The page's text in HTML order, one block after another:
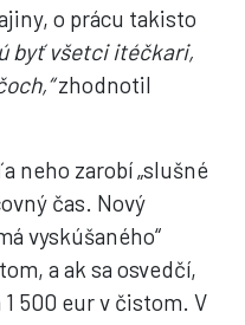
o prácu takisto
byť všetci itéčkari,
zhodnotil
neho zarobí „slušné
čas. Nový
vyskúšaného“
a ak sa osvedčí,
500 eur v čistom. V